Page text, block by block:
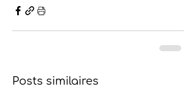
Posts similaires